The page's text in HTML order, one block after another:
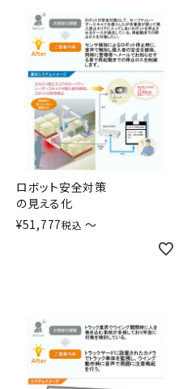
用途別改善アイデア
ネットワーク対応
積層信号灯
回転灯
流線型
表示灯
LED照明
ロボット安全対策
の見える化
¥51,777税込 〜